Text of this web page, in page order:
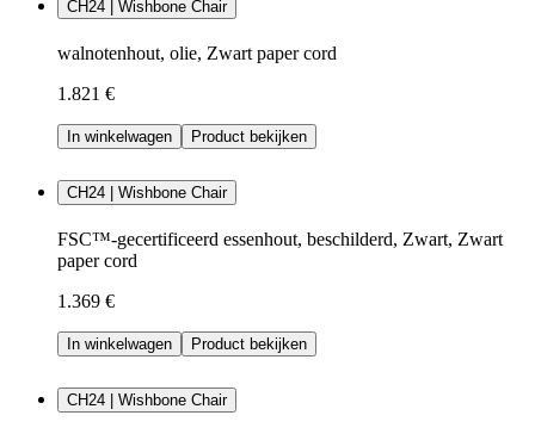
CH24 | Wishbone Chair
walnotenhout, olie, Zwart paper cord
1.821 €
In winkelwagen Product bekijken
CH24 | Wishbone Chair
FSC™-gecertificeerd essenhout, beschilderd, Zwart, Zwart
paper cord
1.369 €
In winkelwagen Product bekijken
CH24 | Wishbone Chair